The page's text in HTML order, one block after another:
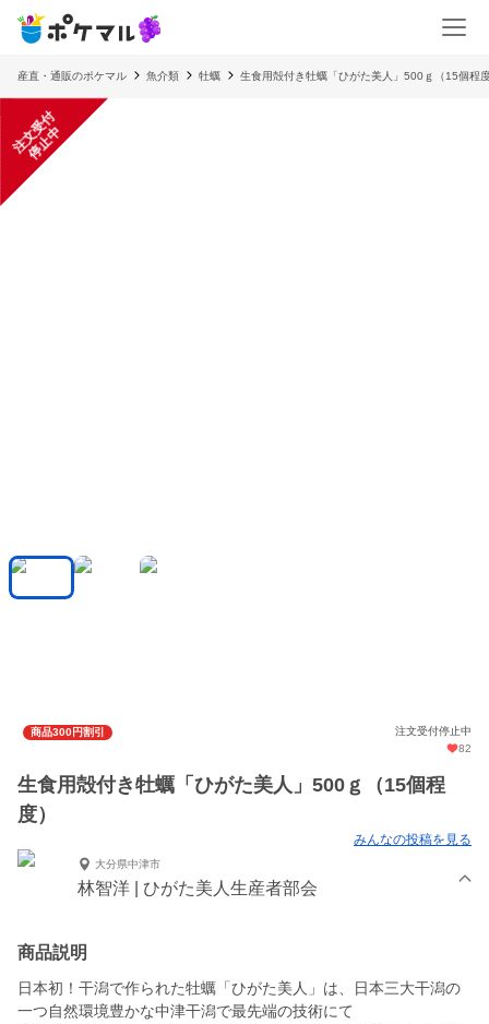
産直・通販のポケマル 魚介類 牡蠣 生食用殻付き牡蠣「ひがた美人」500ｇ（15個程
注
文
受
付
停
止
中
商品300円割引
注文受付停止中
82
生食用殻付き牡蠣「ひがた美人」500ｇ（15個程
度）
みんなの投稿を見る
大分県中津市
林智洋 | ひがた美人生産者部会
商品説明
日本初！干潟で作られた牡蠣「ひがた美人」は、日本三大干潟の
一つ自然環境豊かな中津干潟で最先端の技術にて